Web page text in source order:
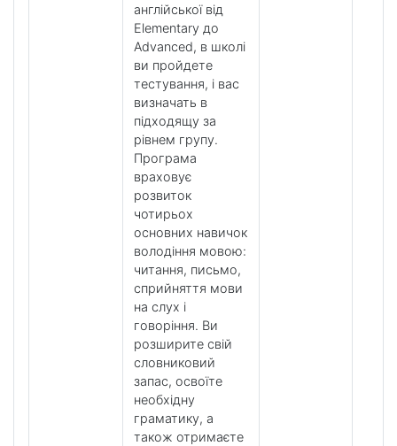
англійської від
Elementary до
Advanced, в школі
ви пройдете
тестування, і вас
визначать в
підходящу за
рівнем групу.
Програма
враховує
розвиток
чотирьох
основних навичок
володіння мовою:
читання, письмо,
сприйняття мови
на слух і
говоріння. Ви
розширите свій
словниковий
запас, освоїте
необхідну
граматику, а
також отримаєте